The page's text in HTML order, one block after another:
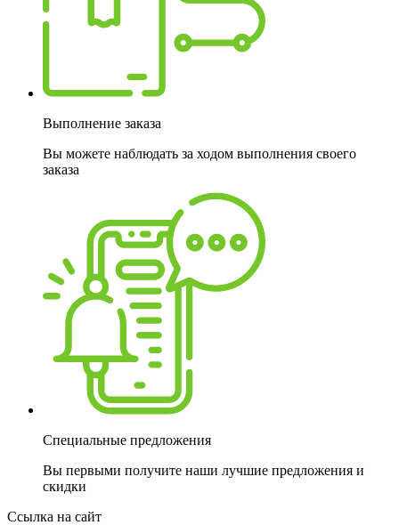
Выполнение заказа
Вы можете наблюдать за ходом выполнения своего
заказа
Специальные предложения
Вы первыми получите наши лучшие предложения и
скидки
Ссылка на сайт